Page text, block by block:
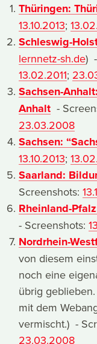
Thüringen:
13.10.2013;
Schleswig-
lernnetz-sh.de)
13.02.2011;
Sachsen-
Anhalt -
23.03.2008
Sachsen:
13.10.2013;
Saarland:
Screenshots:
Rheinland-
- Screenshots:
Nordrhein-
von diesem
noch eine
übrig
mit dem
vermischt.) -
23.03.2008